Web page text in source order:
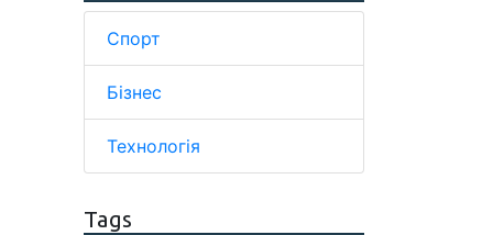
Спорт
Бізнес
Технологія
Tags